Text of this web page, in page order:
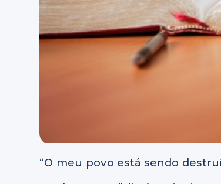
“O meu povo está sendo